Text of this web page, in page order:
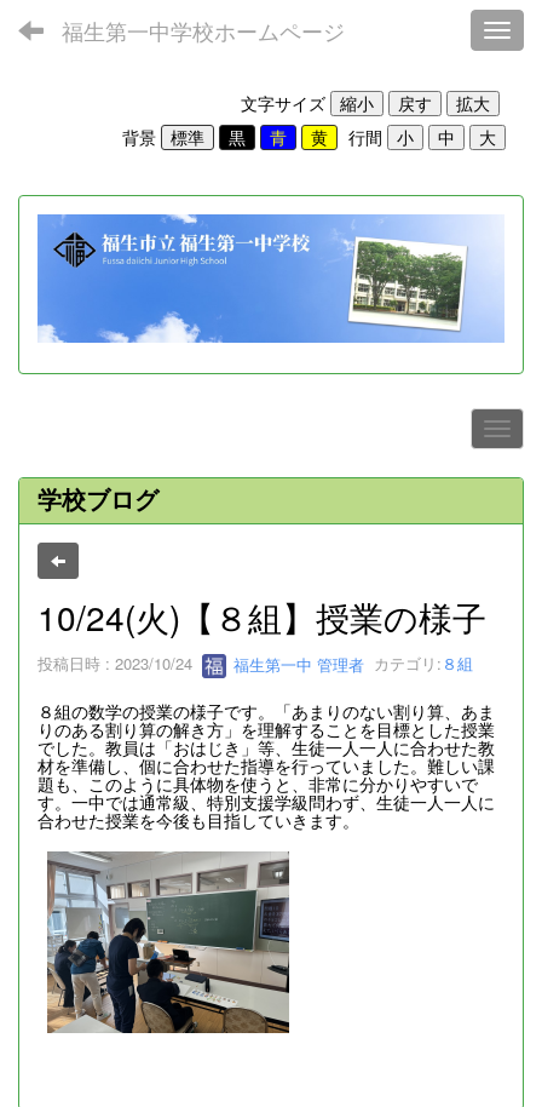
福生第一中学校ホームページ
文字サイズ
背景
行間
学校ブログ
10/24(火)【８組】授業の様子
投稿日時 : 2023/10/24 福生第一中 管理者 カテゴリ: ８組
８組の数学の授業の様子です。「あまりのない割り算、あま
りのある割り算の解き方」を理解することを目標とした授業
でした。教員は「おはじき」等、生徒一人一人に合わせた教
材を準備し、個に合わせた指導を行っていました。難しい課
題も、このように具体物を使うと、非常に分かりやすいで
す。一中では通常級、特別支援学級問わず、生徒一人一人に
合わせた授業を今後も目指していきます。